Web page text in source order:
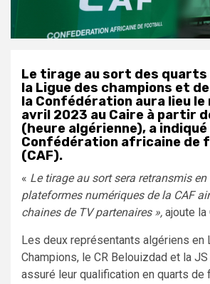
Le tirage au sort des quarts
la Ligue des champions et
la Confédération aura lieu
avril 2023 au Caire à partir
(heure algérienne), a
Confédération africaine de
(CAF).
« Le tirage au sort sera retransmis
plateformes numériques de la CAF
chaines de TV partenaires », ajoute la
Les deux représentants algériens en
Champions, le CR Belouizdad et la
assuré leur qualification en quarts de